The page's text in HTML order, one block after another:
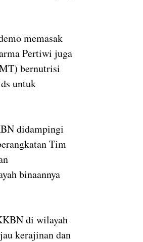
memasak
Pertiwi juga
bernutrisi
untuk
didampingi
Tim
binaannya
di wilayah
kerajinan dan